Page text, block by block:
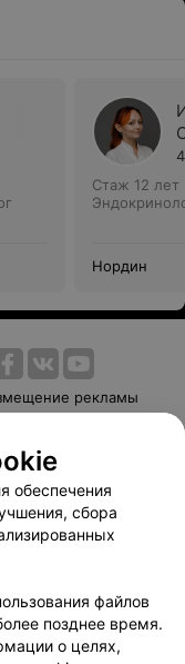
Стаж 12 лет
Нордин
рекламы
Способы оплаты
обеспечения
сбора
файлов
позднее время.
о целях,